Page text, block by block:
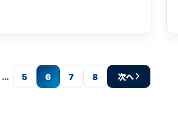
… 5 6 7 8 次へ